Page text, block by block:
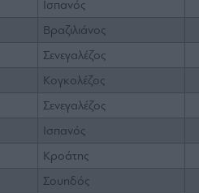
Ισπανός
Βραζιλιάνος
Σενεγαλέζος
Κογκολέζος
Σενεγαλέζος
Ισπανός
Κροάτης
Σουηδός